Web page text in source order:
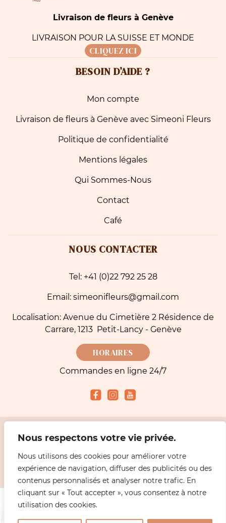
Nous respectons votre vie privée.
Nous utilisons des cookies pour améliorer votre
expérience de navigation, diffuser des publicités ou des
contenus personnalisés et analyser notre trafic. En
cliquant sur « Tout accepter », vous consentez à notre
utilisation des cookies.
Livraison de fleurs à Genève
LIVRAISON POUR LA SUISSE ET MONDE
CLIQUEZ ICI
BESOIN D’AIDE ?
Mon compte
Livraison de fleurs à Genève avec Simeoni Fleurs
Politique de confidentialité
Mentions légales
Qui Sommes-Nous
Contact
Café
NOUS CONTACTER
Tel: +41 (0)22 792 25 28
Email: simeonifleurs@gmail.com
Localisation: Avenue du Cimetière 2 Résidence de
Carrare, 1213 Petit-Lancy - Genève
HORAIRES
Commandes en ligne 24/7
2026 Simeoni fleuriste Genève - Livraisons Fleurs | Mentions légales
Modes de paiement acceptés